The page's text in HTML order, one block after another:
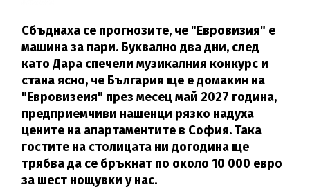
Сбъднаха се прогнозите, че "Евровизия" е
машина за пари. Буквално два дни, след
като Дара спечели музикалния конкурс и
стана ясно, че България ще е домакин на
"Евровизеия" през месец май 2027 година,
предприемчиви нашенци рязко надуха
цените на апартаментите в София. Така
гостите на столицата ни догодина ще
трябва да се бръкнат по около 10 000 евро
за шест нощувки у нас.